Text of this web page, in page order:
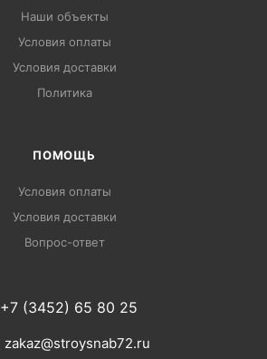
Наши объекты
Условия оплаты
Условия доставки
Политика
ПОМОЩЬ
Условия оплаты
Условия доставки
Вопрос-ответ
+7 (3452) 65 80 25
zakaz@stroysnab72.ru